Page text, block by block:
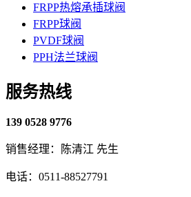
FRPP热熔承插球阀
FRPP球阀
PVDF球阀
PPH法兰球阀
服务热线
139 0528 9776
销售经理：陈清江 先生
电话：0511-88527791